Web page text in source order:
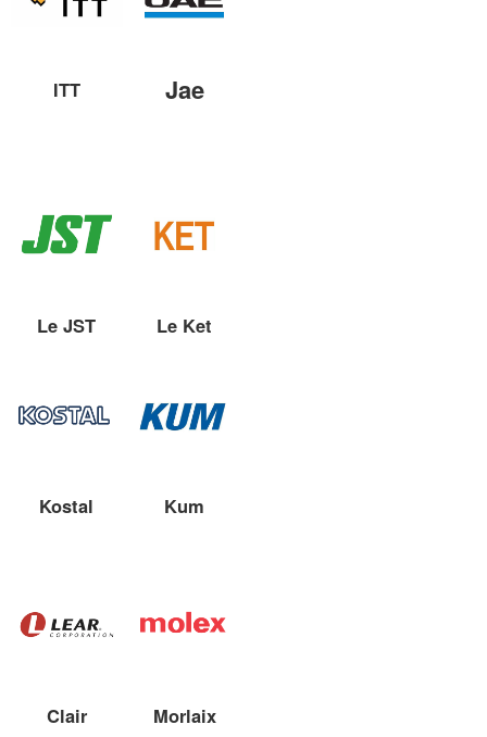
ITT Jae
Le JST Le Ket
Kostal Kum
Clair Morlaix